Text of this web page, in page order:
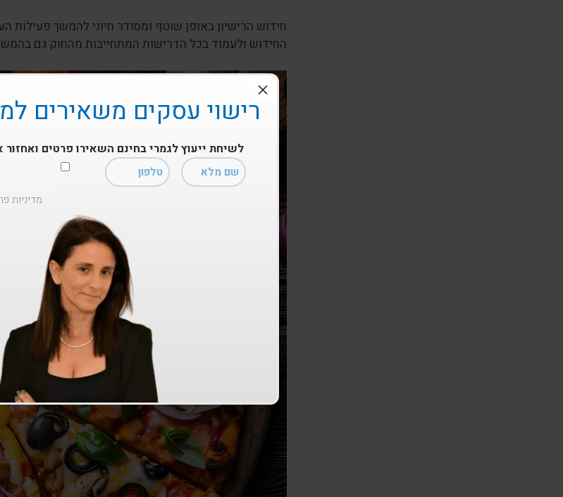
חידוש הרישיון באופן שוטף ומסודר חיוני להמשך
החידוש ולעמוד בכל הדרישות המתחייבות מהחוק גם
רישוי עסקים משאירים
לשיחת ייעוץ לגמרי בחינם השאירו פרטים
מדיניות
×